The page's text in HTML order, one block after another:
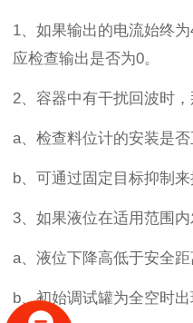
1、如果输出的电流始终
应检查输出是否为0。
2、容器中有干扰回波时，
a、检查料位计的安装是
b、可通过固定目标抑制来
3、如果液位在适用范围
a、液位下降高低于安全
b、初始调试罐为全空时